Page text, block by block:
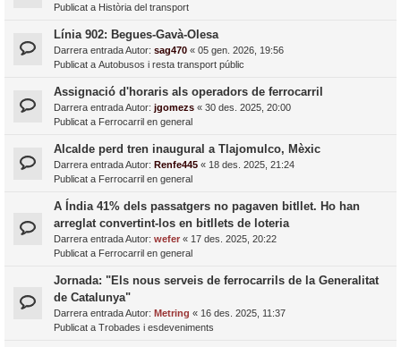
Publicat a Història del transport
Línia 902: Begues-Gavà-Olesa
Darrera entrada Autor: sag470 « 05 gen. 2026, 19:56
Publicat a Autobusos i resta transport públic
Assignació d'horaris als operadors de ferrocarril
Darrera entrada Autor: jgomezs « 30 des. 2025, 20:00
Publicat a Ferrocarril en general
Alcalde perd tren inaugural a Tlajomulco, Mèxic
Darrera entrada Autor: Renfe445 « 18 des. 2025, 21:24
Publicat a Ferrocarril en general
A Índia 41% dels passatgers no pagaven bitllet. Ho han
arreglat convertint-los en bitllets de loteria
Darrera entrada Autor: wefer « 17 des. 2025, 20:22
Publicat a Ferrocarril en general
Jornada: "Els nous serveis de ferrocarrils de la Generalitat
de Catalunya"
Darrera entrada Autor: Metring « 16 des. 2025, 11:37
Publicat a Trobades i esdeveniments